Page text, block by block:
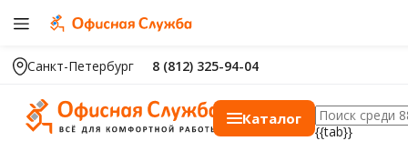
Санкт-Петербург 8 (812) 325-94-04
Каталог
{{tab}}